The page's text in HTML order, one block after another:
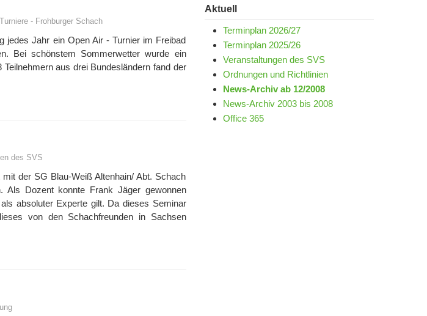
Turniere - Frohburger Schach
jedes Jahr ein Open Air - Turnier im Freibad
Bei schönstem Sommerwetter wurde ein
aus drei Bundesländern fand der
des SVS
der SG Blau-Weiß Altenhain/ Abt. Schach
Als Dozent konnte Frank Jäger gewonnen
absoluter Experte gilt. Da dieses Seminar
von den Schachfreunden in Sachsen
Aktuell
Terminplan 2026/27
Terminplan 2025/26
Veranstaltungen des SVS
Ordnungen und Richtlinien
News-Archiv ab 12/2008
News-Archiv 2003 bis 2008
Office 365